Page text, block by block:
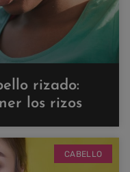
rizado:
los rizos
CABELLO